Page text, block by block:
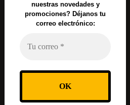
nuestras novedades y
promociones? Déjanos tu
correo electrónico: